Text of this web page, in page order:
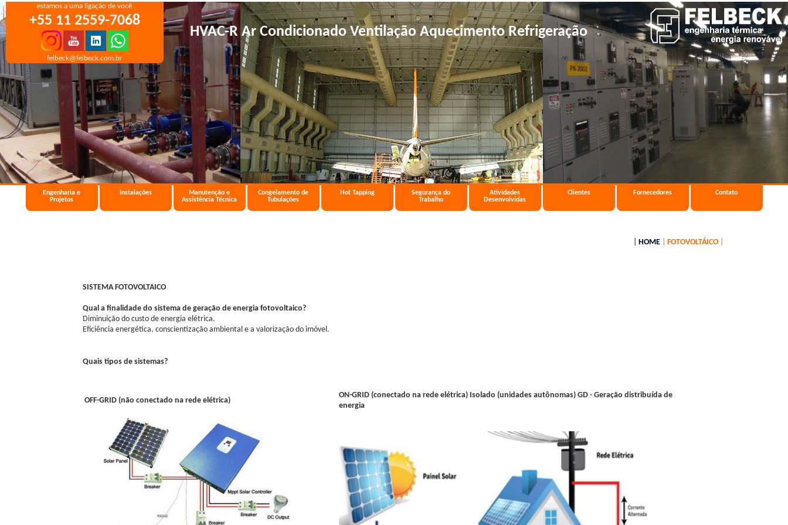
estamos a uma ligação de você
+55 11 2559-7068
felbeck@felbeck.com.br
HVAC-R Ar Condicionado Ventilação Aquecimento Refrigeração
Engenharia e
Projetos
Instalações
Manutenção e
Assistência Técnica
Congelamento de
Tubulações
Hot Tapping
Segurança do
Trabalho
Atividades
Desenvolvidas
Clientes Fornecedores Contato
|HOME |FOTOVOLTÁICO|
SISTEMA FOTOVOLTAICO
Qual a finalidade do sistema de geração de energia fotovoltaico?
Diminuição do custo de energia elétrica.
Eficiência energética, conscientização ambiental e a valorização do imóvel.
Quais tipos de sistemas?
OFF-GRID (não conectado na rede elétrica)
ON-GRID (conectado na rede elétrica) Isolado (unidades autônomas) GD - Geração distribuída de
energia